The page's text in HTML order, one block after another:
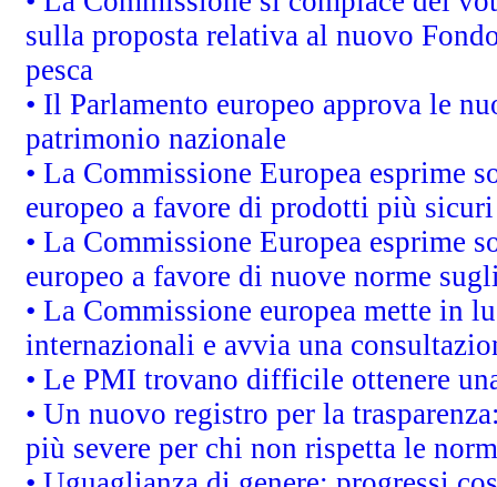
sulla proposta relativa al nuovo
pesca
• Il Parlamento europeo approva le
patrimonio nazionale
• La Commissione Europea esprime
europeo a favore di prodotti più
• La Commissione Europea esprime
europeo a favore di nuove norme
• La Commissione europea mette in
internazionali e avvia una
• Le PMI trovano difficile ottenere
• Un nuovo registro per la
più severe per chi non rispetta le